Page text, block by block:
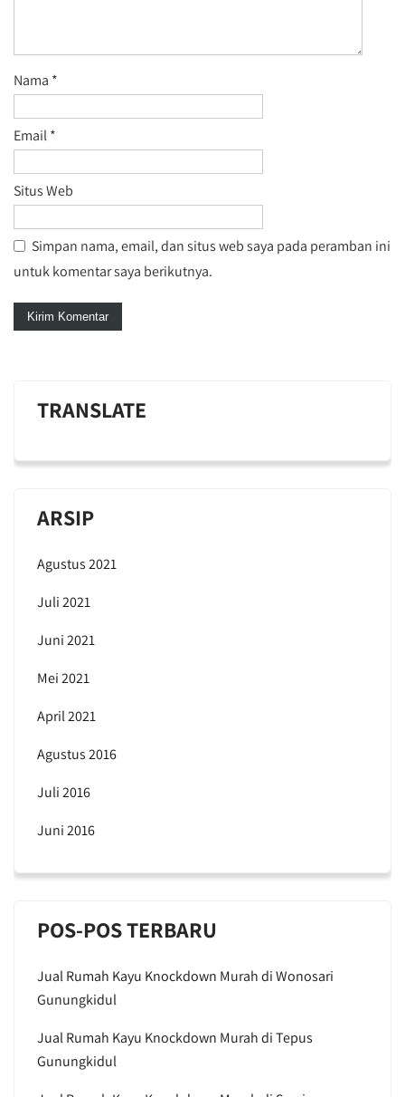
Nama *
Email*
Situs Web
Simpan nama, email, dan situs web saya pada peramban ini
untuk komentar saya berikutnya.
TRANSLATE
ARSIP
Agustus 2021
Juli 2021
Juni 2021
Mei 2021
April 2021
Agustus 2016
Juli 2016
Juni 2016
POS-POS TERBARU
Jual Rumah Kayu Knockdown Murah di Wonosari
Gunungkidul
Jual Rumah Kayu Knockdown Murah di Tepus
Gunungkidul